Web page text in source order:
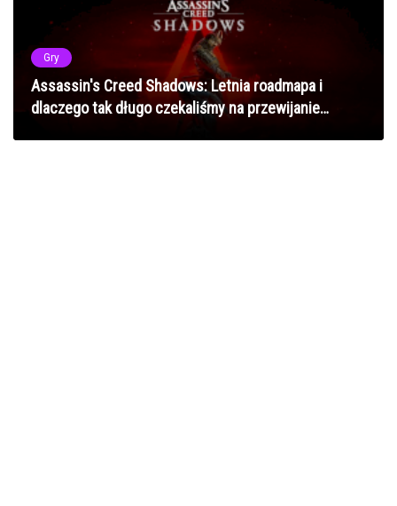
Gry
Assassin's Creed Shadows: Letnia roadmapa i
dlaczego tak długo czekaliśmy na przewijanie